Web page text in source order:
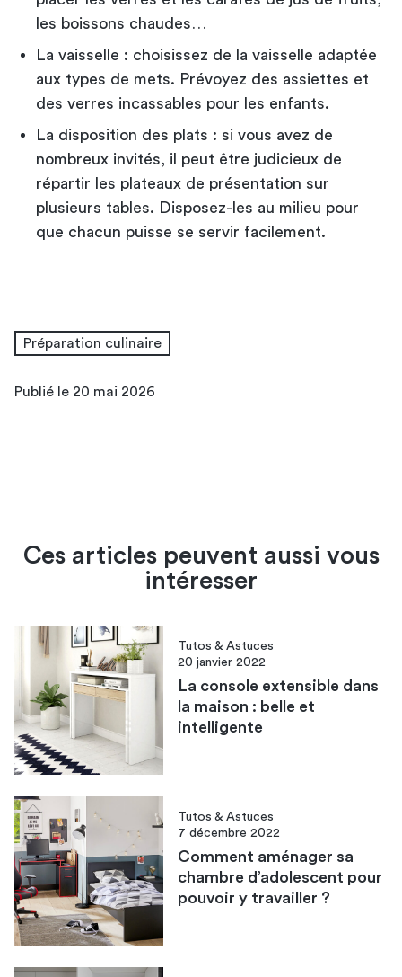
les boissons chaudes…
La vaisselle : choisissez de la vaisselle adaptée
aux types de mets. Prévoyez des assiettes et
des verres incassables pour les enfants.
La disposition des plats : si vous avez de
nombreux invités, il peut être judicieux de
répartir les plateaux de présentation sur
plusieurs tables. Disposez-les au milieu pour
que chacun puisse se servir facilement.
Préparation culinaire
Publié le 20 mai 2026
Ces articles peuvent aussi vous
intéresser
Tutos & Astuces
20 janvier 2022
La console extensible dans
la maison : belle et
intelligente
Tutos & Astuces
7 décembre 2022
Comment aménager sa
chambre d’adolescent pour
pouvoir y travailler ?